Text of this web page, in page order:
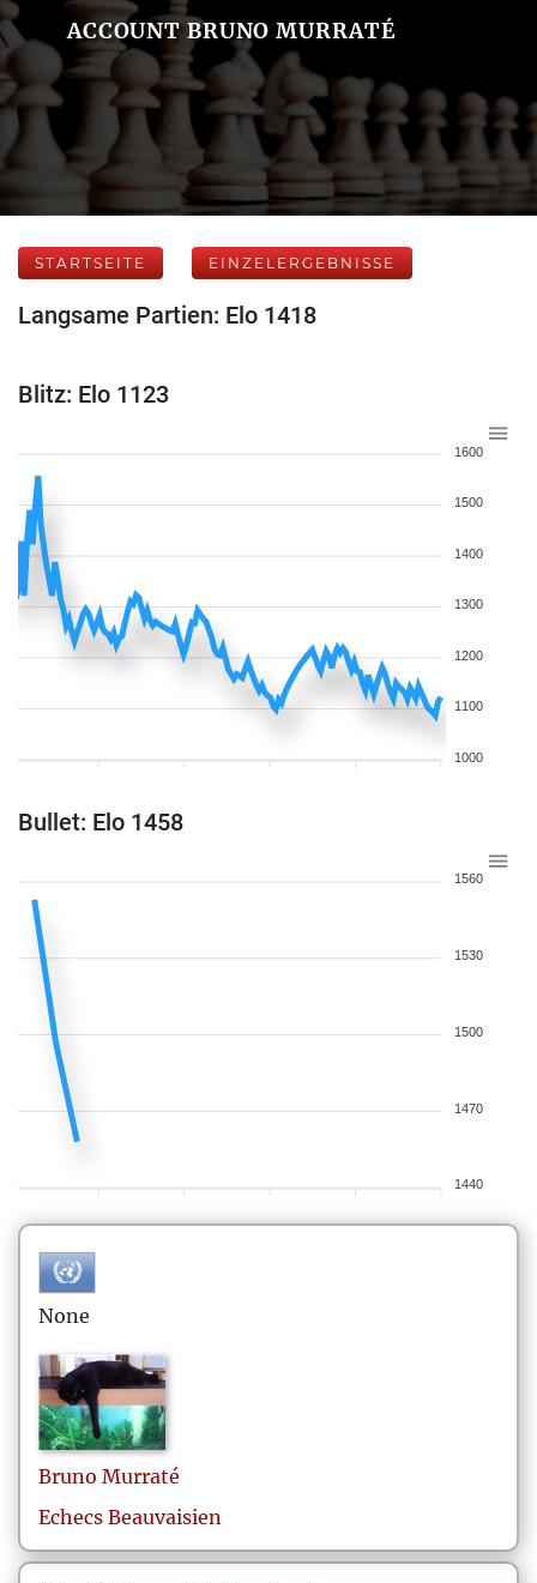
ACCOUNT BRUNO MURRATÉ
STARTSEITE EINZELERGEBNISSE
Langsame Partien: Elo 1418
Blitz: Elo 1123
1600
1500
1400
1300
1200
1100
1000
Bullet: Elo 1458
1560
1530
1500
1470
1440
None
Bruno Murraté
Echecs Beauvaisien